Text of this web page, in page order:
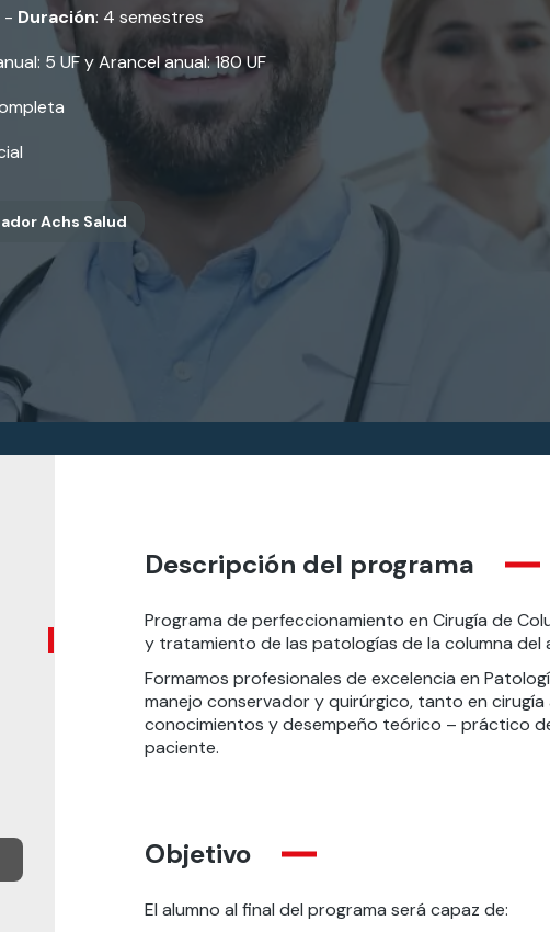
- Duración: 4 semestres
5 UF y Arancel anual: 180 UF
Achs Salud
Descripción del programa
Programa de perfeccionamiento en Cirugía de
y tratamiento de las patologías de la columna del
Formamos profesionales de excelencia en
manejo conservador y quirúrgico, tanto en
conocimientos y desempeño teórico – práctico
paciente.
Objetivo
El alumno al final del programa será capaz de: